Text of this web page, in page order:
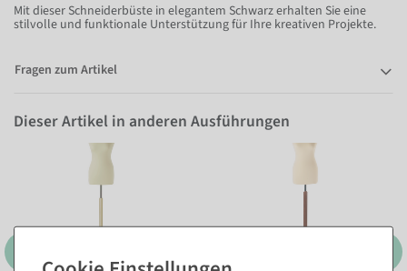
Mit dieser Schneiderbüste in elegantem Schwarz erhalten Sie eine
stilvolle und funktionale Unterstützung für Ihre kreativen Projekte.
Fragen zum Artikel
Dieser Artikel in anderen Ausführungen